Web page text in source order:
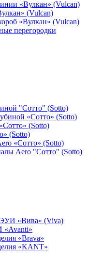
«Вулкан» (Vulcan)
(Vulcan)
«Вулкан» (Vulcan)
перегородки
"Сотто" (Sotto)
«Сотто» (Sotto)
(Sotto)
(Sotto)
«Сотто» (Sotto)
Aero "Сотто" (Sotto)
ЭУИ «Вива» (Viva)
«Avanti»
«Brava»
«KANT»